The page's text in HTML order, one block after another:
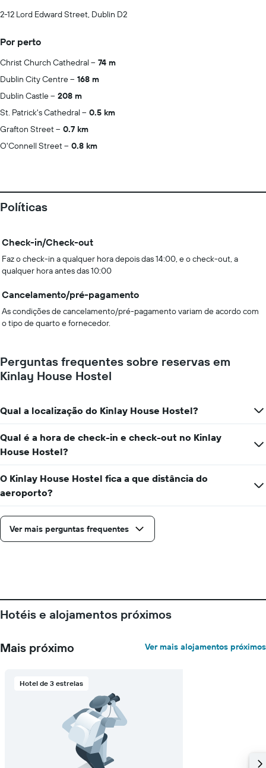
2-12 Lord Edward Street, Dublin D2
Por perto
Christ Church Cathedral
74 m
Dublin City Centre
168 m
Dublin Castle
208 m
St. Patrick's Cathedral
0.5 km
Grafton Street
0.7 km
O'Connell Street
0.8 km
Políticas
Check-in/Check-out
Faz o check-in a qualquer hora depois das 14:00, e o check-out, a
qualquer hora antes das 10:00
Cancelamento/pré-pagamento
As condições de cancelamento/pré-pagamento variam de acordo com
o tipo de quarto e fornecedor.
Perguntas frequentes sobre reservas em
Kinlay House Hostel
Qual a localização do Kinlay House Hostel?
Qual é a hora de check-in e check-out no Kinlay
House Hostel?
O Kinlay House Hostel fica a que distância do
aeroporto?
Ver mais perguntas frequentes
Hotéis e alojamentos próximos
Mais próximo Ver mais alojamentos próximos
Hotel de 3 estrelas